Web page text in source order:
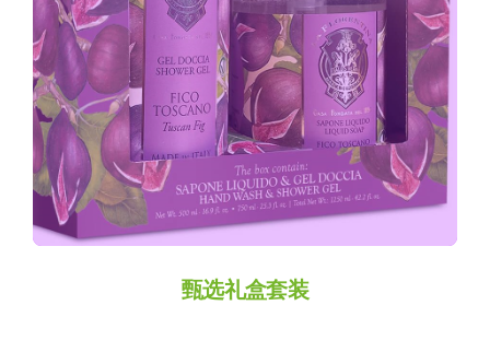
Thumb
甄选礼盒套装